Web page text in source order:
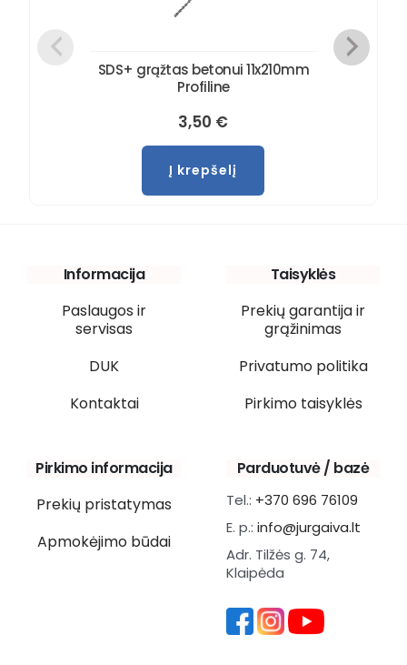
SDS+ grąžtas betonui 11x210mm
Profiline
3,50 €
Į krepšelį
Informacija
Paslaugos ir
servisas
DUK
Kontaktai
Taisyklės
Prekių garantija ir
grąžinimas
Privatumo politika
Pirkimo taisyklės
Pirkimo informacija
Prekių pristatymas
Apmokėjimo būdai
Parduotuvė / bazė
Tel.: +370 696 76109
E. p.: info@jurgaiva.lt
Adr. Tilžės g. 74,
Klaipėda